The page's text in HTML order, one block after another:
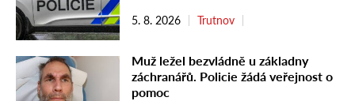
5. 8. 2026 Trutnov
Muž ležel bezvládně u základny
záchranářů. Policie žádá veřejnost o
pomoc